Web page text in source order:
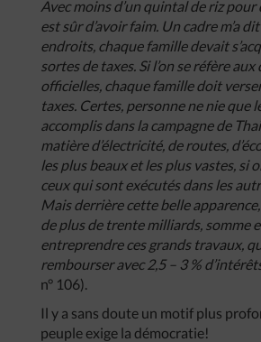
Avecmoinsd’un quintalderizpour
estsûrd’avoirfaim. Un cadrem’adit
endroits, chaque familledevait
sortesde taxes. Sil’on seréfèreaux
officielles, chaque familledoit
taxes. Certes, personnenenieque
accomplisdans lacampagnede
matièred’électricité, deroutes,
lesplusbeauxet lesplus vastes, si
ceuxquisontexécutésdans les
Maisderrièrecettebelleapparence,
deplusde trentemilliards, somme
entreprendreces grands travaux,
rembourseravec2,5 – 3 %
n° 106).
Il y a sans doute un motif plus
peuple exige la démocratie!